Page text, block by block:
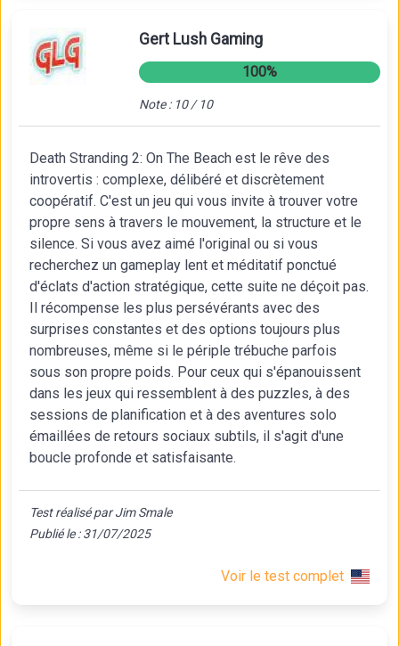
Gert Lush Gaming
100%
Note : 10 / 10
Death Stranding 2: On The Beach est le rêve des
introvertis : complexe, délibéré et discrètement
coopératif. C'est un jeu qui vous invite à trouver votre
propre sens à travers le mouvement, la structure et le
silence. Si vous avez aimé l'original ou si vous
recherchez un gameplay lent et méditatif ponctué
d'éclats d'action stratégique, cette suite ne déçoit pas.
Il récompense les plus persévérants avec des
surprises constantes et des options toujours plus
nombreuses, même si le périple trébuche parfois
sous son propre poids. Pour ceux qui s'épanouissent
dans les jeux qui ressemblent à des puzzles, à des
sessions de planification et à des aventures solo
émaillées de retours sociaux subtils, il s'agit d'une
boucle profonde et satisfaisante.
Test réalisé par Jim Smale
Publié le : 31/07/2025
Voir le test complet